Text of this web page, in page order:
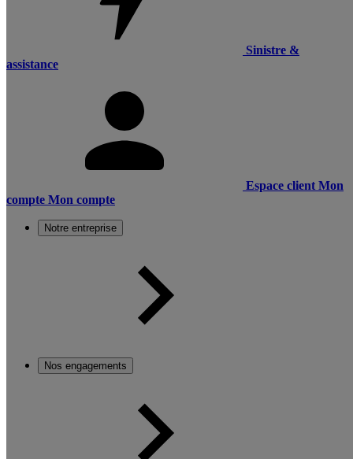
Sinistre &
assistance
Espace client Mon
compte Mon compte
Notre entreprise
Nos engagements